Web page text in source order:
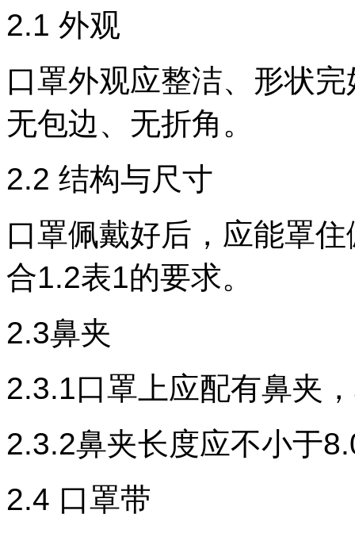
2.1 外观
口罩外观应整洁、形状
无包边、无折角。
2.2 结构与尺寸
口罩佩戴好后，应能罩
合1.2表1的要求。
2.3鼻夹
2.3.1口罩上应配有鼻夹
2.3.2鼻夹长度应不小于
2.4 口罩带